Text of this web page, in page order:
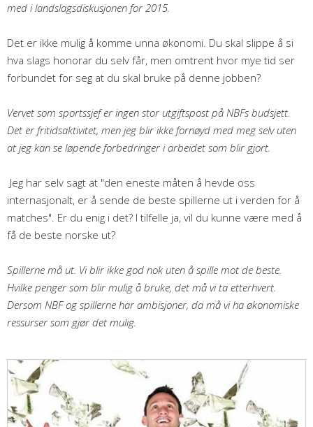
med i landslagsdiskusjonen for 2015.
Det er ikke mulig å komme unna økonomi. Du skal slippe å si
hva slags honorar du selv får, men omtrent hvor mye tid ser
forbundet for seg at du skal bruke på denne jobben?
Vervet som sportssjef er ingen stor utgiftspost på NBFs budsjett.
Det er fritidsaktivitet, men jeg blir ikke fornøyd med meg selv uten
at jeg kan se løpende forbedringer i arbeidet som blir gjort.
Jeg har selv sagt at "den eneste måten å hevde oss
internasjonalt, er å sende de beste spillerne ut i verden for å
matches". Er du enig i det? I tilfelle ja, vil du kunne være med å
få de beste norske ut?
Spillerne må ut. Vi blir ikke god nok uten å spille mot de beste.
Hvilke penger som blir mulig å bruke, det må vi ta etterhvert.
Dersom NBF og spillerne har ambisjoner, da må vi ha økonomiske
ressurser som gjør det mulig.